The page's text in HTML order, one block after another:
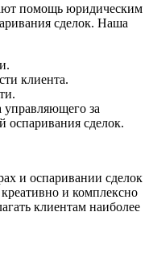
помощь юридическим
сделок. Наша
клиента.
управляющего за
оспаривания сделок.
и оспаривании сделок
и комплексно
клиентам наиболее